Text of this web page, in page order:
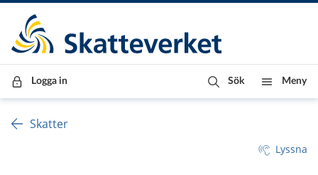
Till innehåll
Till navigationen
Till chattrobot
Logga in Sök Meny
Skatter
Lyssna